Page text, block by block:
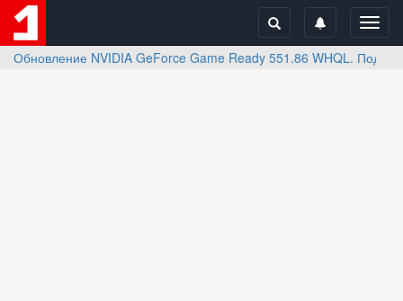
Обновление NVIDIA GeForce Game Ready 551.86 WHQL.